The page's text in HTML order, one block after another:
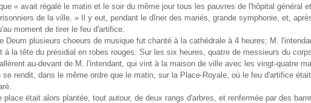
« avait régalé le matin et le soir du même jour tous les pauvres de l'hôpital général
de la ville. » Il y eut, pendant le dîner des mariés, grande symphonie, et,
moment de tirer le feu d'artifice.
Deum plusieurs choeurs de musique fut chanté à la cathédrale à 4 heures; M.
à la tête du présidial en robes rouges. Sur les six heures, quatre de messieurs du
au-devant de M. l'intendant, qui vint à la maison de ville avec les vingt-quatre
se rendit, dans le même ordre que le matin, sur la Place-Royale, où le feu d'artifice était
place était alors plantée, tout autour, de deux rangs d'arbres, et renfermée par des